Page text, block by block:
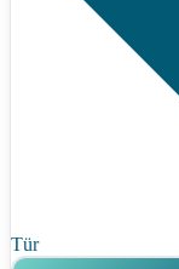
Tür